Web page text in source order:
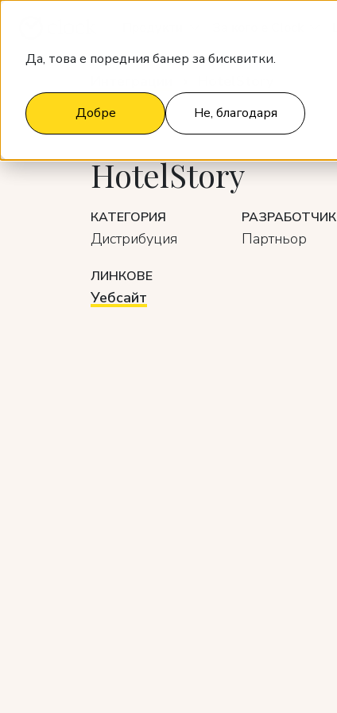
Да, това е поредния банер за бисквитки.
Добре Не, благодаря
HotelStory
КАТЕГОРИЯ
Дистрибуция
РАЗРАБОТЧИК
Партньор
ЛИНКОВЕ
Уебсайт